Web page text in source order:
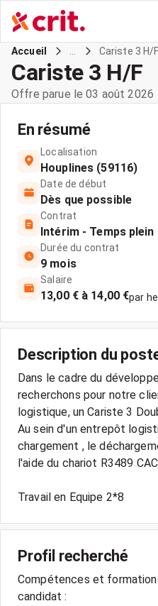
Accueil Cariste 3 H/F
Cariste 3 H/F
Offre parue le 03 août 2026
En résumé
Localisation
Houplines (59116)
Date de début
Dès que possible
Contrat
Intérim - Temps plein
Durée du contrat
9 mois
Salaire
13,00 € à 14,00 €par
Description du
Dans le cadre du
recherchons pour notre
logistique, un Cariste 3
Au sein d'un entrepôt
chargement , le
l'aide du chariot R3489
Profil recherché
Compétences et
candidat :